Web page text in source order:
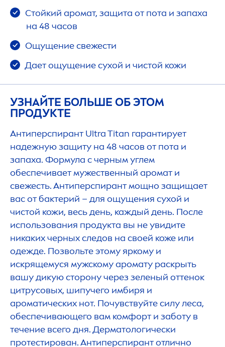
Стойкий аромат, защита от пота и запаха
на 48 часов
Ощущение свежести
Дает ощущение сухой и чистой кожи
УЗНАЙТЕ БОЛЬШЕ ОБ ЭТОМ
ПРОДУКТЕ
Антиперспирант Ultra Titan гарантирует
надежную защиту на 48 часов от пота и
запаха. Формула с черным углем
обеспечивает мужественный аромат и
свежесть. Антиперспирант мощно защищает
вас от бактерий – для ощущения сухой и
чистой кожи, весь день, каждый день. После
использования продукта вы не увидите
никаких черных следов на своей коже или
одежде. Позвольте этому яркому и
искрящемуся мужскому аромату раскрыть
вашу дикую сторону через зеленый оттенок
цитрусовых, шипучего имбиря и
ароматических нот. Почувствуйте силу леса,
обеспечивающего вам комфорт и заботу в
течение всего дня. Дерматологически
протестирован. Антиперспирант отлично